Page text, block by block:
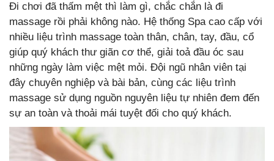
Đi chơi đã thấm mệt thì làm gì, chắc chắn là đi
massage rồi phải không nào. Hệ thống Spa cao cấp với
nhiều liệu trình massage toàn thân, chân, tay, đầu, cổ
giúp quý khách thư giãn cơ thể, giải toả đầu óc sau
những ngày làm việc mệt mỏi. Đội ngũ nhân viên tại
đây chuyên nghiệp và bài bản, cùng các liệu trình
massage sử dụng nguồn nguyên liệu tự nhiên đem đến
sự an toàn và thoải mái tuyệt đối cho quý khách.